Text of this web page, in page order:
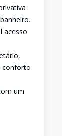
acesso
conforto
um